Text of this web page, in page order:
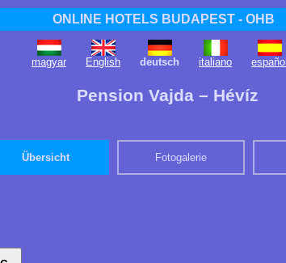
ONLINE HOTELS BUDAPEST - OHB
magyar English deutsch italiano español
Pension Vajda – Hévíz
Übersicht Fotogalerie